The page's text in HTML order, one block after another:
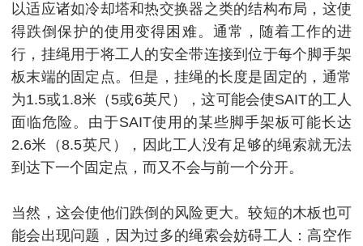
以适应诸如冷却塔和热交换器之类的结构布局，这使
得跌倒保护的使用变得困难。 通常，随着工作的进
行，挂绳用于将工人的安全带连接到位于每个脚手架
板末端的固定点。但是，挂绳的长度是固定的，通常
为1.5或1.8米（5或6英尺），这可能会使SAIT的工人
面临危险。 由于SAIT使用的某些脚手架板可能长达
2.6米（8.5英尺），因此工人没有足够的绳索就无法
到达下一个固定点，而又不会与前一个分开。
当然，这会使他们跌倒的风险更大。较短的木板也可
能会出现问题，因为过多的绳索会妨碍工人：高空作